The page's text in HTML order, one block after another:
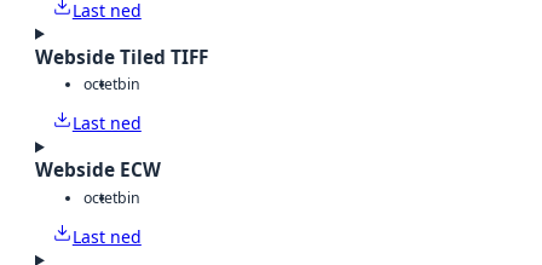
Last ned
Webside Tiled TIFF
octetbin
Last ned
Webside ECW
octetbin
Last ned